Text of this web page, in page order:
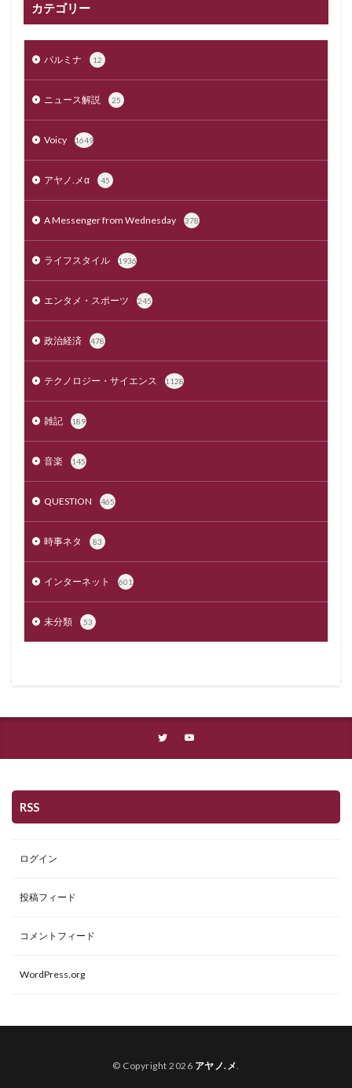
カテゴリー
パルミナ 12
ニュース解説 25
Voicy 1649
アヤノ.メα 45
A Messenger from Wednesday 378
ライフスタイル 1936
エンタメ・スポーツ 245
政治経済 478
テクノロジー・サイエンス 1128
雑記 189
音楽 145
QUESTION 465
時事ネタ 83
インターネット 601
未分類 53
RSS
ログイン
投稿フィード
コメントフィード
WordPress.org
© Copyright 2026 アヤノ.メ.